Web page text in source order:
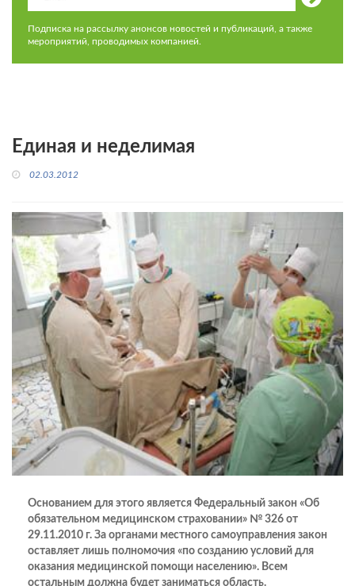
Подписка на рассылку анонсов новостей и публикаций, а также
мероприятий, проводимых компанией.
Единая и неделимая
02.03.2012
Основанием для этого является Федеральный закон «Об
обязательном медицинском страховании» № 326 от
29.11.2010 г. За органами местного самоуправления закон
оставляет лишь полномочия «по созданию условий для
оказания медицинской помощи населению». Всем
остальным должна будет заниматься область.